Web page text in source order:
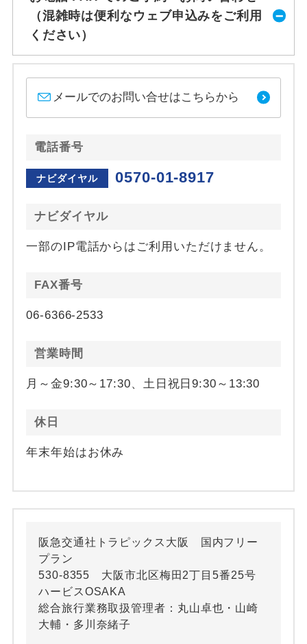
（混雑時は便利なウェブ申込みをご利用
ください）
メールでのお問い合せはこちらから
電話番号
ナビダイヤル 0570-01-8917
ナビダイヤル
一部のIP電話からはご利用いただけません。
FAX番号
06-6366-2533
営業時間
月～金9:30～17:30、土日祝日9:30～13:30
休日
年末年始はお休み
阪急交通社トラピックス大阪 国内フリー
プラン
530-8355 大阪市北区梅田2丁目5番25号
ハービスOSAKA
総合旅行業務取扱管理者：丸山卓也・山崎
大輔・多川奈緒子